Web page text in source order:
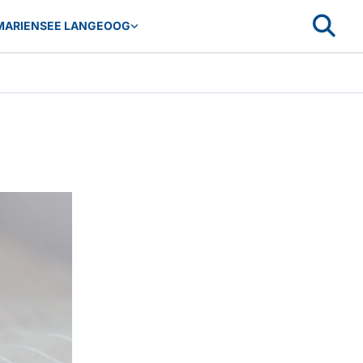
LANGEOOG